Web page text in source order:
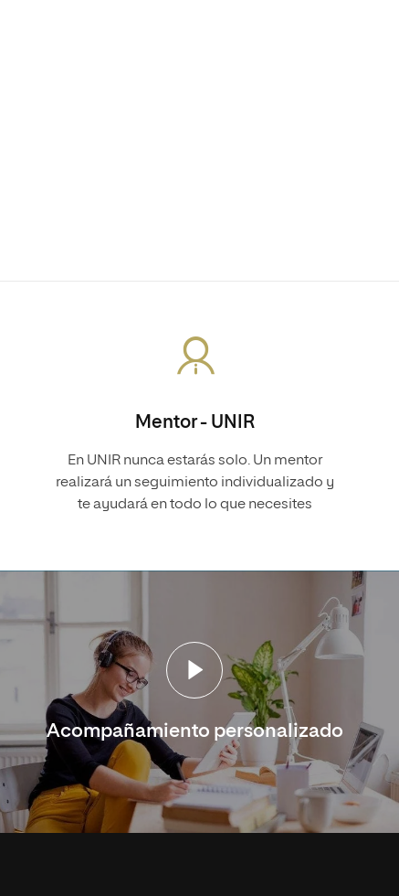
Mentor - UNIR
En UNIR nunca estarás solo. Un mentor
realizará un seguimiento individualizado y
te ayudará en todo lo que necesites
Acompañamiento personalizado